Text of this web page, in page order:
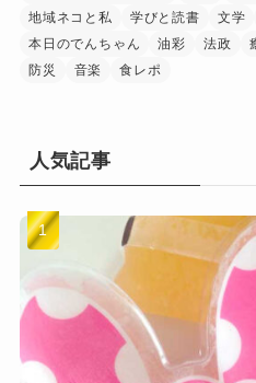
地域ネコと私
学びと読書 文学
本日のでんちゃん
油彩 法政
防災
音楽 食レポ
人気記事